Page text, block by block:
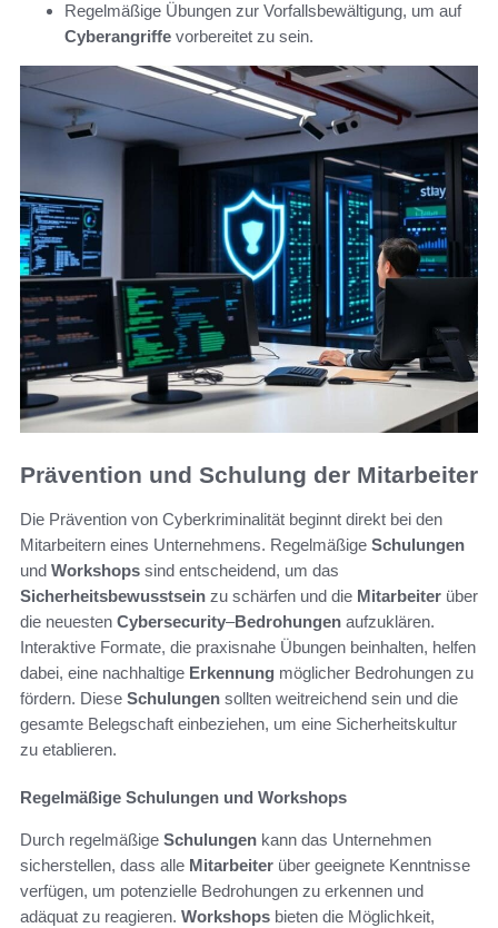
Regelmäßige Übungen zur Vorfallsbewältigung, um auf
Cyberangriffe vorbereitet zu sein.
Prävention und Schulung der Mitarbeiter
Die Prävention von Cyberkriminalität beginnt direkt bei den
Mitarbeitern eines Unternehmens. Regelmäßige Schulungen
und Workshops sind entscheidend, um das
Sicherheitsbewusstsein zu schärfen und die Mitarbeiter über
die neuesten Cybersecurity–Bedrohungen aufzuklären.
Interaktive Formate, die praxisnahe Übungen beinhalten, helfen
dabei, eine nachhaltige Erkennung möglicher Bedrohungen zu
fördern. Diese Schulungen sollten weitreichend sein und die
gesamte Belegschaft einbeziehen, um eine Sicherheitskultur
zu etablieren.
Regelmäßige Schulungen und Workshops
Durch regelmäßige Schulungen kann das Unternehmen
sicherstellen, dass alle Mitarbeiter über geeignete Kenntnisse
verfügen, um potenzielle Bedrohungen zu erkennen und
adäquat zu reagieren. Workshops bieten die Möglichkeit,